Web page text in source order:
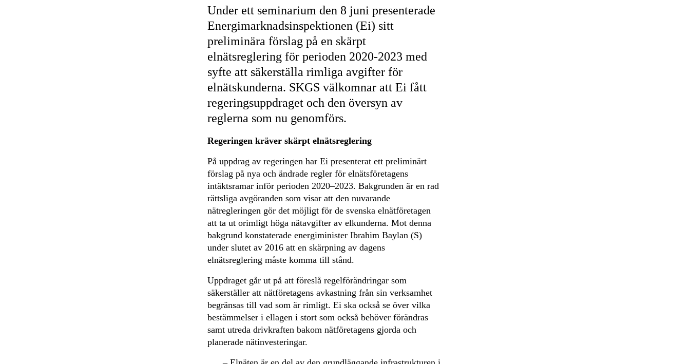
Under ett seminarium den 8 juni presenterade
Energimarknadsinspektionen (Ei) sitt
preliminära förslag på en skärpt
elnätsreglering för perioden 2020-2023 med
syfte att säkerställa rimliga avgifter för
elnätskunderna. SKGS välkomnar att Ei fått
regeringsuppdraget och den översyn av
reglerna som nu genomförs.
Regeringen kräver skärpt elnätsreglering
På uppdrag av regeringen har Ei presenterat ett preliminärt
förslag på nya och ändrade regler för elnätsföretagens
intäktsramar inför perioden 2020–2023. Bakgrunden är en rad
rättsliga avgöranden som visar att den nuvarande
nätregleringen gör det möjligt för de svenska elnätföretagen
att ta ut orimligt höga nätavgifter av elkunderna. Mot denna
bakgrund konstaterade energiminister Ibrahim Baylan (S)
under slutet av 2016 att en skärpning av dagens
elnätsreglering måste komma till stånd.
Uppdraget går ut på att föreslå regelförändringar som
säkerställer att nätföretagens avkastning från sin verksamhet
begränsas till vad som är rimligt. Ei ska också se över vilka
bestämmelser i ellagen i stort som också behöver förändras
samt utreda drivkraften bakom nätföretagens gjorda och
planerade nätinvesteringar.